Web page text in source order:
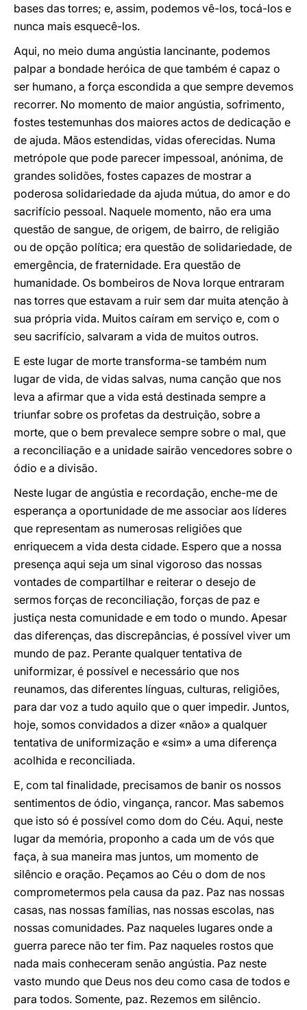
bases das torres; e, assim, podemos vê-los, tocá-los e
nunca mais esquecê-los.
Aqui, no meio duma angústia lancinante, podemos
palpar a bondade heróica de que também é capaz o
ser humano, a força escondida a que sempre devemos
recorrer. No momento de maior angústia, sofrimento,
fostes testemunhas dos maiores actos de dedicação e
de ajuda. Mãos estendidas, vidas oferecidas. Numa
metrópole que pode parecer impessoal, anónima, de
grandes solidões, fostes capazes de mostrar a
poderosa solidariedade da ajuda mútua, do amor e do
sacrifício pessoal. Naquele momento, não era uma
questão de sangue, de origem, de bairro, de religião
ou de opção política; era questão de solidariedade, de
emergência, de fraternidade. Era questão de
humanidade. Os bombeiros de Nova Iorque entraram
nas torres que estavam a ruir sem dar muita atenção à
sua própria vida. Muitos caíram em serviço e, com o
seu sacrifício, salvaram a vida de muitos outros.
E este lugar de morte transforma-se também num
lugar de vida, de vidas salvas, numa canção que nos
leva a afirmar que a vida está destinada sempre a
triunfar sobre os profetas da destruição, sobre a
morte, que o bem prevalece sempre sobre o mal, que
a reconciliação e a unidade sairão vencedores sobre o
ódio e a divisão.
Neste lugar de angústia e recordação, enche-me de
esperança a oportunidade de me associar aos líderes
que representam as numerosas religiões que
enriquecem a vida desta cidade. Espero que a nossa
presença aqui seja um sinal vigoroso das nossas
vontades de compartilhar e reiterar o desejo de
sermos forças de reconciliação, forças de paz e
justiça nesta comunidade e em todo o mundo. Apesar
das diferenças, das discrepâncias, é possível viver um
mundo de paz. Perante qualquer tentativa de
uniformizar, é possível e necessário que nos
reunamos, das diferentes línguas, culturas, religiões,
para dar voz a tudo aquilo que o quer impedir. Juntos,
hoje, somos convidados a dizer «não» a qualquer
tentativa de uniformização e «sim» a uma diferença
acolhida e reconciliada.
E, com tal finalidade, precisamos de banir os nossos
sentimentos de ódio, vingança, rancor. Mas sabemos
que isto só é possível como dom do Céu. Aqui, neste
lugar da memória, proponho a cada um de vós que
faça, à sua maneira mas juntos, um momento de
silêncio e oração. Peçamos ao Céu o dom de nos
comprometermos pela causa da paz. Paz nas nossas
casas, nas nossas famílias, nas nossas escolas, nas
nossas comunidades. Paz naqueles lugares onde a
guerra parece não ter fim. Paz naqueles rostos que
nada mais conheceram senão angústia. Paz neste
vasto mundo que Deus nos deu como casa de todos e
para todos. Somente, paz. Rezemos em silêncio.